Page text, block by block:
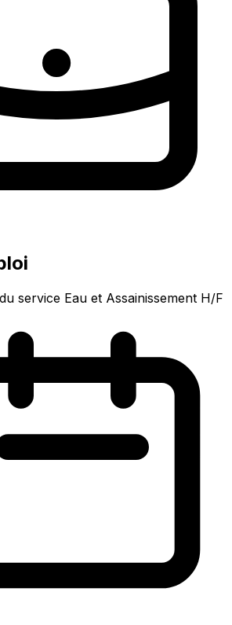
service Eau et Assainissement H/F